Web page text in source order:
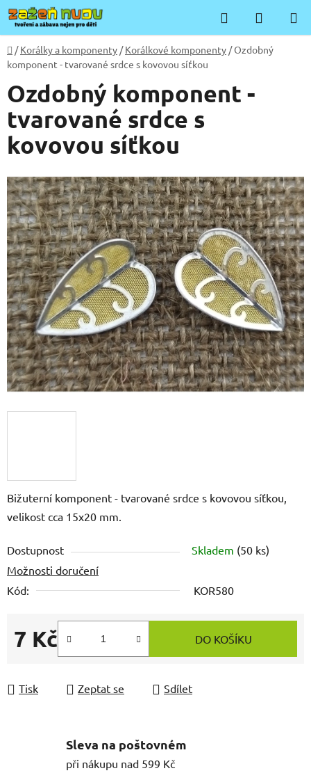
Přejít
na
obsah
Hledat
KOŠÍK
Domů
/ Korálky a komponenty / Korálkové komponenty /Ozdobný
komponent - tvarované srdce s kovovou síťkou
Bižuterní komponent - tvarované srdce s kovovou síťkou,
velikost cca 15x20 mm.
Dostupnost Skladem (50 ks)
Možnosti doručení
Kód:
KOR580
7 Kč
Měrná cena:
DO KOŠÍKU
Tisk Zeptat se Sdílet
Ozdobný komponent -
tvarované srdce s
kovovou síťkou
Sleva na poštovném
při nákupu nad 599 Kč